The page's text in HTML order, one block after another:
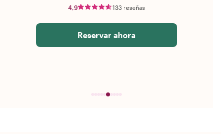
4,9 133 reseñas
Reservar ahora